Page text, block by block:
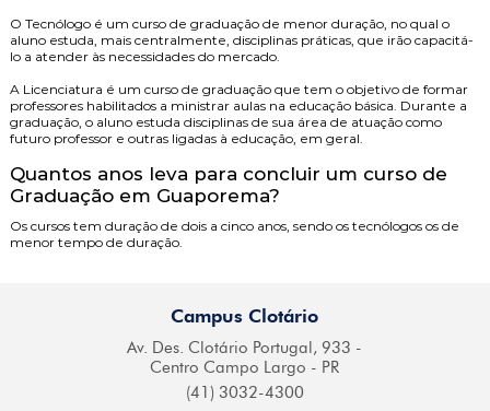
O Tecnólogoé um curso de graduação de menor duração, no qual o
aluno estuda, mais centralmente, disciplinas práticas, que irão capacitá-
lo a atender às necessidades do mercado.
A Licenciatura é um curso de graduação que tem o objetivo de formar
professores habilitados a ministrar aulas na educação básica. Durante a
graduação, o aluno estuda disciplinas de sua área de atuação como
futuro professor e outras ligadas à educação, em geral.
Quantos anos leva para concluir um curso de
Graduação em Guaporema?
Os cursos tem duração de dois a cinco anos, sendo os tecnólogos os de
menor tempo de duração.
Campus Clotário
Av. Des. Clotário Portugal, 933 -
Centro Campo Largo - PR
(41) 3032-4300